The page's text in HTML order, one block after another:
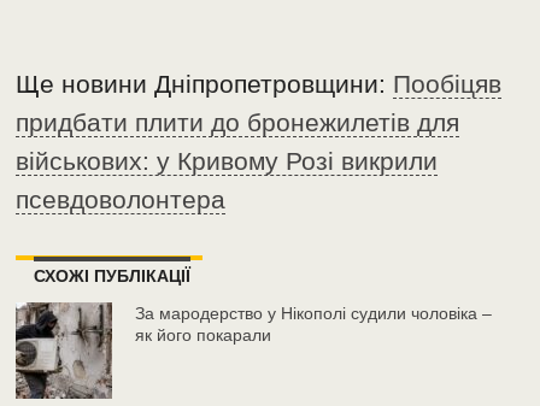
Ще новини Дніпропетровщини: Пообіцяв
придбати плити до бронежилетів для
військових: у Кривому Розі викрили
псевдоволонтера
СХОЖІ ПУБЛІКАЦІЇ
За мародерство у Нікополі судили чоловіка –
як його покарали